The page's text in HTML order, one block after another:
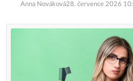
Anna Nováková28. července 2026